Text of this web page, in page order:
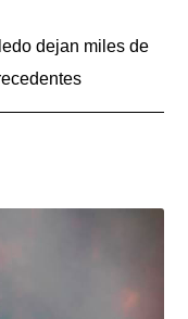
dejan miles de